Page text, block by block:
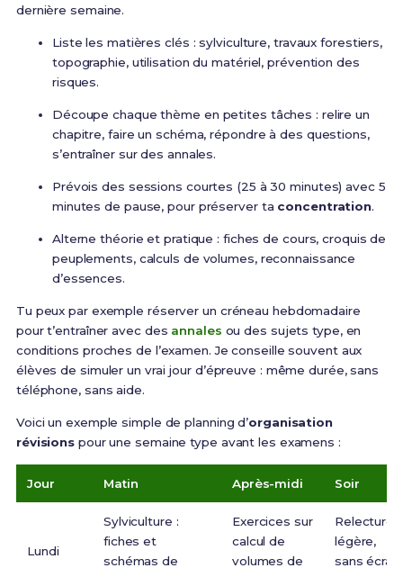
dernière semaine.
Liste les matières clés : sylviculture, travaux forestiers,
topographie, utilisation du matériel, prévention des
risques.
Découpe chaque thème en petites tâches : relire un
chapitre, faire un schéma, répondre à des questions,
s’entraîner sur des annales.
Prévois des sessions courtes (25 à 30 minutes) avec 5
minutes de pause, pour préserver ta concentration.
Alterne théorie et pratique : fiches de cours, croquis de
peuplements, calculs de volumes, reconnaissance
d’essences.
Tu peux par exemple réserver un créneau hebdomadaire
pour t’entraîner avec des annales ou des sujets type, en
conditions proches de l’examen. Je conseille souvent aux
élèves de simuler un vrai jour d’épreuve : même durée, sans
téléphone, sans aide.
Voici un exemple simple de planning d’organisation
révisions pour une semaine type avant les examens :
Jour Matin Après-midi Soir
Lundi
Sylviculture :
fiches et
schémas de
Exercices sur
calcul de
volumes de
Relecture
légère,
sans écran